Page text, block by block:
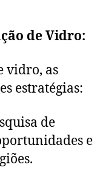
de Vidro:
vidro, as
estratégias:
de
e